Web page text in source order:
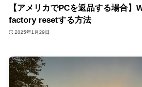
【アメリカでPCを返品する場合】
factory resetする方法
2025年1月29日